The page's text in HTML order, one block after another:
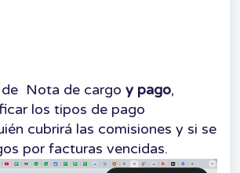
de Nota de cargo y pago,
los tipos de pago
cubrirá las comisiones y si se
por facturas vencidas.